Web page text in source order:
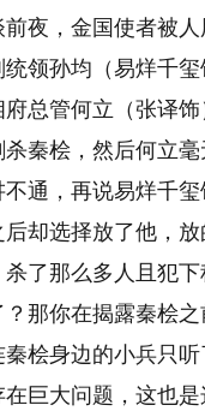
夜，金国使者被
领孙均（易烊千
总管何立（张译
秦桧，然后何立
通，再说易烊千
却选择放了他，
了那么多人且犯
那你在揭露秦桧
桧身边的小兵只
巨大问题，这也